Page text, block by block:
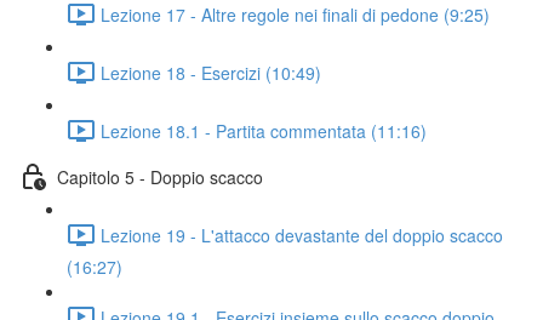
Lezione 17 - Altre regole nei finali di pedone (9:25)
Lezione 18 - Esercizi (10:49)
Lezione 18.1 - Partita commentata (11:16)
Capitolo 5 - Doppio scacco
Lezione 19 - L'attacco devastante del doppio scacco
(16:27)